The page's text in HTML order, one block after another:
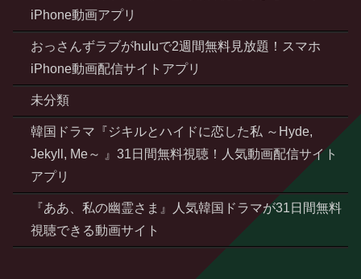
iPhone動画アプリ
おっさんずラブがhuluで2週間無料見放題！スマホ
iPhone動画配信サイトアプリ
未分類
韓国ドラマ『ジキルとハイドに恋した私 ～Hyde,
Jekyll, Me～ 』31日間無料視聴！人気動画配信サイト
アプリ
『ああ、私の幽霊さま』人気韓国ドラマが31日間無料
視聴できる動画サイト